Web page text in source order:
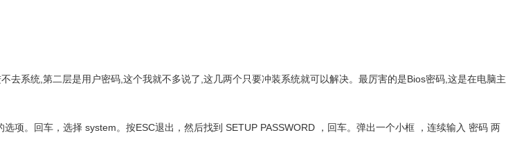
系统,第二层是用户密码,这个我就不多说了,这几两个只要冲装系统就可以解决。最厉害的是Bios密码,这是在电脑主
项。回车，选择 system。按ESC退出，然后找到 SETUP PASSWORD ，回车。弹出一个小框 ，连续输入 密码 两